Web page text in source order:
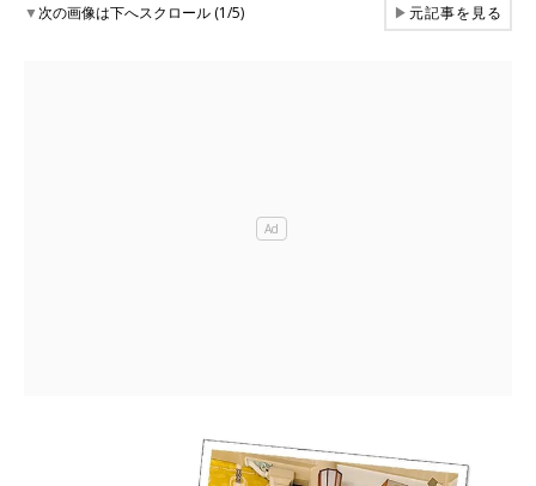
▼次の画像は下へスクロール (1/5) ▶元記事を見る